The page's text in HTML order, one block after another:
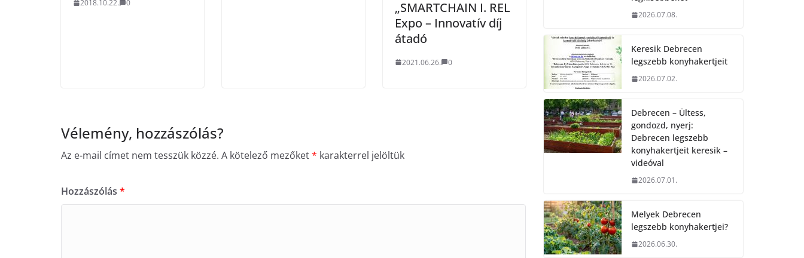
2018.10.22. 0
„SMARTCHAIN I. REL
Expo – Innovatív díj
átadó
2021.06.26. 0
Vélemény, hozzászólás?
Az e-mail címet nem tesszük közzé. A kötelező mezőket* karakterrel jelöltük
Hozzászólás *
2026.07.08.
Keresik Debrecen
legszebb konyhakertjeit
2026.07.02.
Debrecen – Ültess,
gondozd, nyerj:
Debrecen legszebb
konyhakertjeit keresik –
videóval
2026.07.01.
Melyek Debrecen
legszebb konyhakertjei?
2026.06.30.